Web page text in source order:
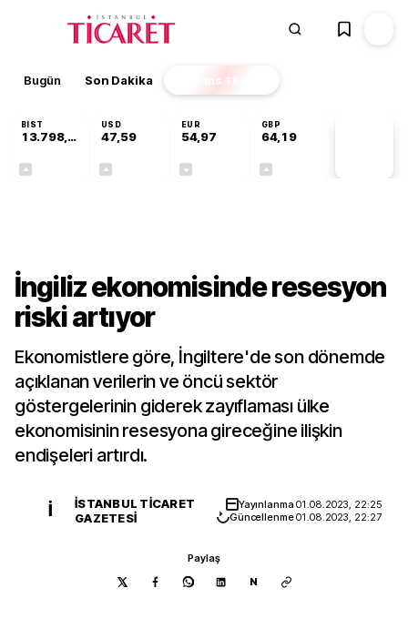
Bugün Son Dakika Finans EKSTRA
BIST
13.798,82
USD
47,59
EUR
54,97
GBP
64,19
İngiliz ekonomisinde resesyon
riski artıyor
Ekonomistlere göre, İngiltere'de son dönemde
açıklanan verilerin ve öncü sektör
göstergelerinin giderek zayıflaması ülke
ekonomisinin resesyona gireceğine ilişkin
endişeleri artırdı.
İ
İSTANBUL TICARET
GAZETESI
Yayınlanma01.08.2023, 22:25
Güncellenme01.08.2023, 22:27
Paylaş
N